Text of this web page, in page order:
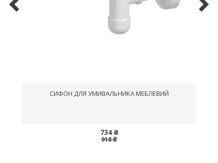
СИФОН ДЛЯ УМИВАЛЬНИКА МЕБЛЕВИЙ
734 ₴
918 ₴